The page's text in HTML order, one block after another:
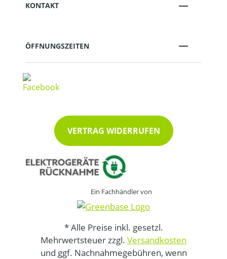
KONTAKT
ÖFFNUNGSZEITEN
VERTRAG WIDERRUFEN
Ein Fachhändler von
* Alle Preise inkl. gesetzl.
Mehrwertsteuer zzgl. Versandkosten
und ggf. Nachnahmegebühren, wenn